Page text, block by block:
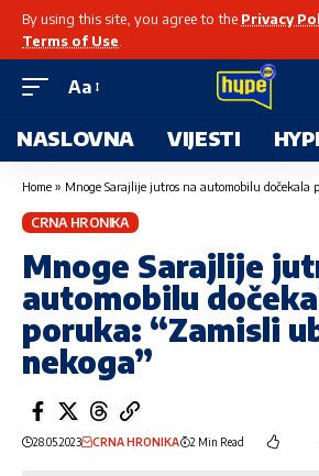
By using this site, you agree to the Privacy
Terms of Use
Aa
NASLOVNA VIJESTI
Home » Mnoge Sarajlije jutros na automobilu dočekala
CRNA HRONIKA
Mnoge Sarajlije
automobilu
poruka: “Zamisli
nekoga”
28.05.2023 CRNA HRONIKA 2 Min Read